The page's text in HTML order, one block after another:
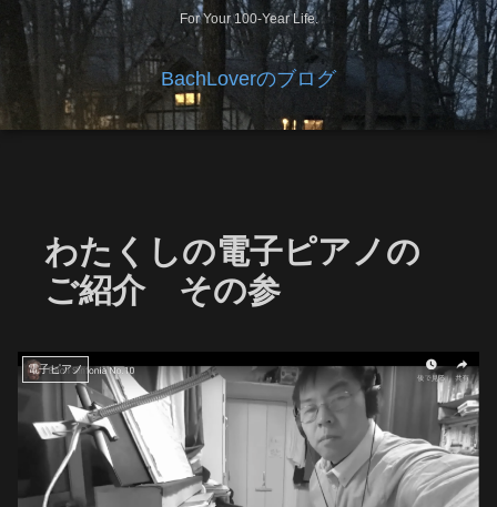
For Your 100-Year Life.
BachLoverのブログ
わたくしの電子ピアノの
ご紹介 その参
電子ピアノ